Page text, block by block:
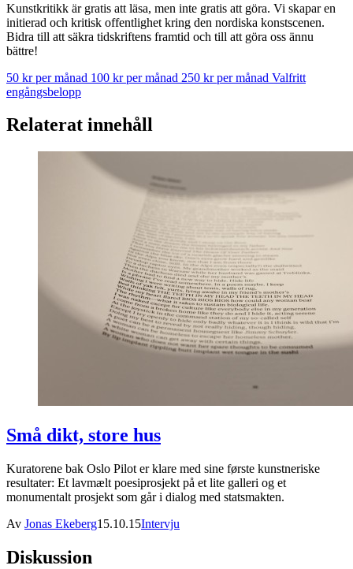
Kunstkritikk är gratis att läsa, men inte gratis att göra. Vi skapar en
initierad och kritisk offentlighet kring den nordiska konstscenen.
Bidra till att säkra tidskriftens framtid och till att göra oss ännu
bättre!
50 kr per månad 100 kr per månad 250 kr per månad Valfritt
engångsbelopp
Relaterat innehåll
Små dikt, store hus
Kuratorene bak Oslo Pilot er klare med sine første kunstneriske
resultater: Et lavmælt poesiprosjekt på et lite galleri og et
monumentalt prosjekt som går i dialog med statsmakten.
Av Jonas Ekeberg15.10.15Intervju
Diskussion